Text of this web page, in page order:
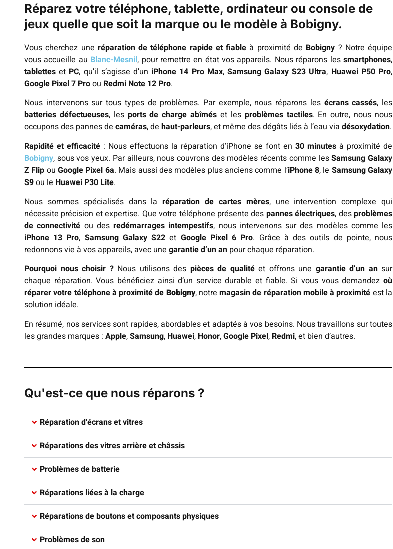
Réparez votre téléphone, tablette, ordinateur ou console de
jeux quelle que soit la marque ou le modèle à Bobigny.
Vous cherchez une réparation de téléphone rapide et fiable à proximité de Bobigny ? Notre équipe
vous accueille au Blanc-Mesnil, pour remettre en état vos appareils. Nous réparons lessmartphones,
tablettes et PC, qu’il s’agisse d’un iPhone 14 Pro Max, Samsung Galaxy S23 Ultra, Huawei P50 Pro,
Google Pixel 7 Proou Redmi Note 12 Pro.
Nous intervenons sur tous types de problèmes. Par exemple, nous réparons les écrans cassés, les
batteries défectueuses, les ports de charge abîmés et les problèmes tactiles. En outre, nous nous
occupons des pannes de caméras, de haut-parleurs, et même des dégâts liés à l’eau via désoxydation.
Rapidité et efficacité : Nous effectuons la réparation d’iPhone se font en 30 minutes à proximité de
Bobigny, sous vos yeux. Par ailleurs, nous couvrons des modèles récents comme lesSamsung Galaxy
Z Flip ouGoogle Pixel 6a. Mais aussi des modèles plus anciens comme l’iPhone 8, le Samsung Galaxy
S9ou le Huawei P30 Lite.
Nous sommes spécialisés dans laréparation de cartes mères, une intervention complexe qui
nécessite précision et expertise. Que votre téléphone présente des pannes électriques, desproblèmes
de connectivité ou des redémarrages intempestifs, nous intervenons sur des modèles comme les
iPhone 13 Pro, Samsung Galaxy S22 et Google Pixel 6 Pro. Grâce à des outils de pointe, nous
redonnons vie à vos appareils, avec une garantie d’un an pour chaque réparation.
Pourquoi nous choisir ?Nous utilisons des pièces de qualitéet offrons une garantie d’un ansur
chaque réparation. Vous bénéficiez ainsi d’un service durable et fiable. Si vous vous demandez où
réparer votre téléphone à proximité de Bobigny, notremagasin de réparation mobile à proximité est la
solution idéale.
En résumé, nos services sont rapides, abordables et adaptés à vos besoins. Nous travaillons sur toutes
les grandes marques : Apple,Samsung, Huawei, Honor,Google Pixel, Redmi, et bien d’autres.
Qu'est-ce que nous réparons ?
Réparation d'écrans et vitres​
Réparations des vitres arrière et châssis​
Problèmes de batterie
Réparations liées à la charge​
Réparations de boutons et composants physiques​
Problèmes de son